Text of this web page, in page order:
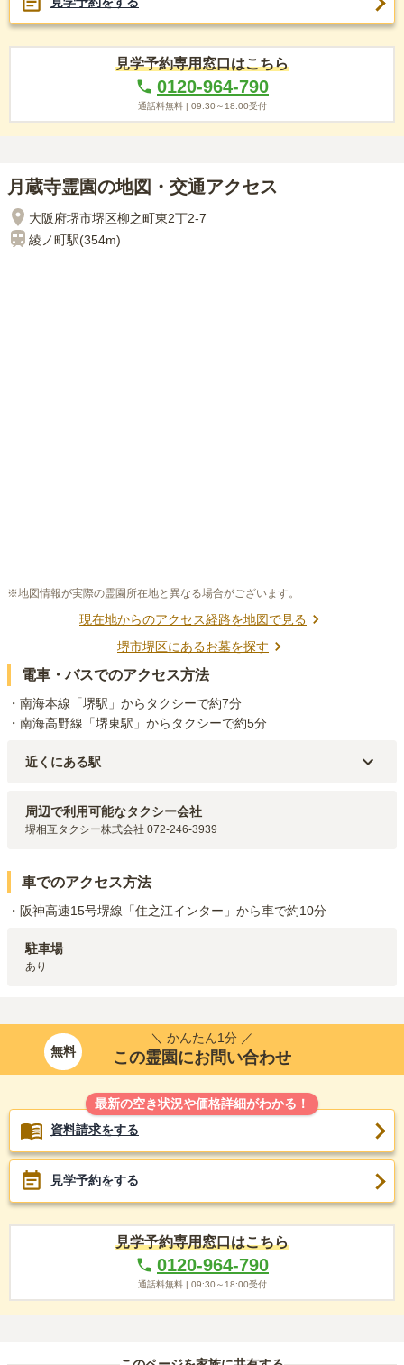
見学予約専用窓口はこちら
0120-964-790
通話料無料 | 09:30～18:00受付
月蔵寺霊園の地図・交通アクセス
大阪府堺市堺区柳之町東2丁2-7
綾ノ町駅(354m)
※地図情報が実際の霊園所在地と異なる場合がございます。
現在地からのアクセス経路を地図で見る
堺市堺区にあるお墓を探す
電車・バスでのアクセス方法
・南海本線「堺駅」からタクシーで約7分
・南海高野線「堺東駅」からタクシーで約5分
近くにある駅
阪堺電軌阪堺線
高須神社駅（619m
阪堺電軌阪堺線
妙国寺前駅（720m）
周辺で利用可能なタクシー会社
堺相互タクシー株式会社 072-246-3939
車でのアクセス方法
・阪神高速15号堺線「住之江インター」から車で約10分
駐車場
あり
無料
＼ かんたん1分 ／
この霊園にお問い合わせ
最新の空き状況や価格詳細がわかる！
資料請求をする
見学予約をする
見学予約専用窓口はこちら
0120-964-790
通話料無料 | 09:30～18:00受付